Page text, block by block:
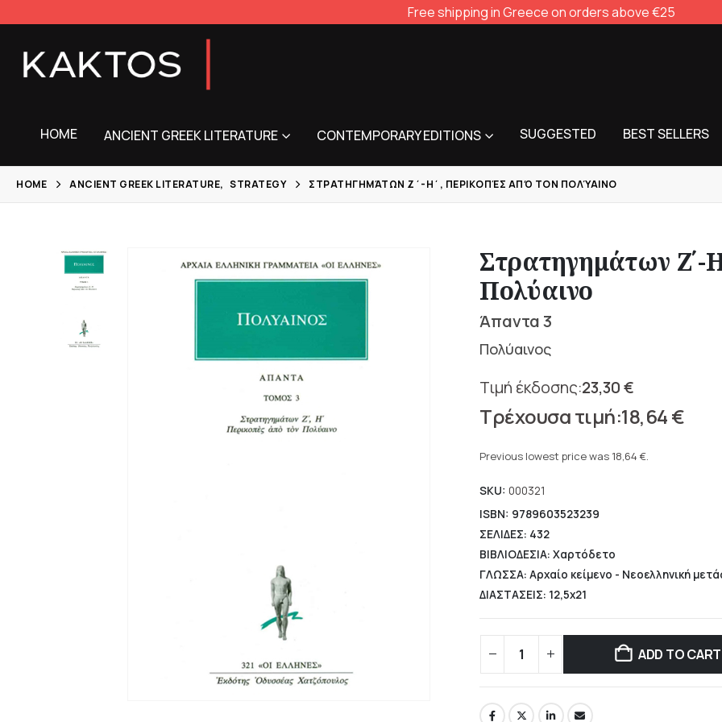
Free shipping in Greece on orders above €25
HOME ANCIENT GREEK LITERATURE CONTEMPORARY EDITIONS SUGGESTED BEST SELLERS
HOME ANCIENT GREEK LITERATURE, STRATEGY ΣΤΡΑΤΗΓΗΜΆΤΩΝ Ζ΄-Η΄, ΠΕΡΙΚΟΠΈΣ ΑΠΌ ΤΟΝ ΠΟΛΎΑΙΝΟ
Στρατηγημάτων Ζ΄-
Πολύαινο
Άπαντα 3
Πολύαινος
23,30€
Original
price
was:
23,30 €.
18,64€
price
18,64 €.
Previous lowest price was 18,64 €.
SKU: 000321
ISBN: 9789603523239
ΣΕΛΙΔΕΣ: 432
ΒΙΒΛΙΟΔΕΣΙΑ: Χαρτόδετο
ΓΛΩΣΣΑ: Αρχαίο κείμενο - Νεοελληνική
ΔΙΑΣΤΑΣΕΙΣ: 12,5x21
ADD TO CART